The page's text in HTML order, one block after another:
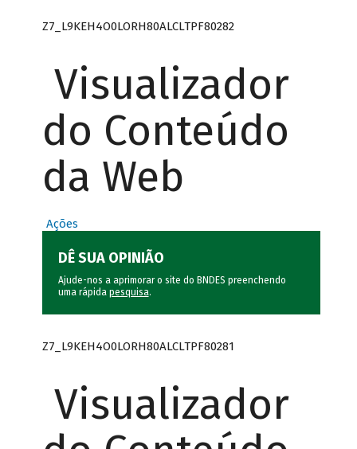
Z7_L9KEH4O0LORH80ALCLTPF80282
Visualizador
do Conteúdo
da Web
Ações
DÊ SUA OPINIÃO
Ajude-nos a aprimorar o site do BNDES preenchendo
uma rápida pesquisa.
Z7_L9KEH4O0LORH80ALCLTPF80281
Visualizador